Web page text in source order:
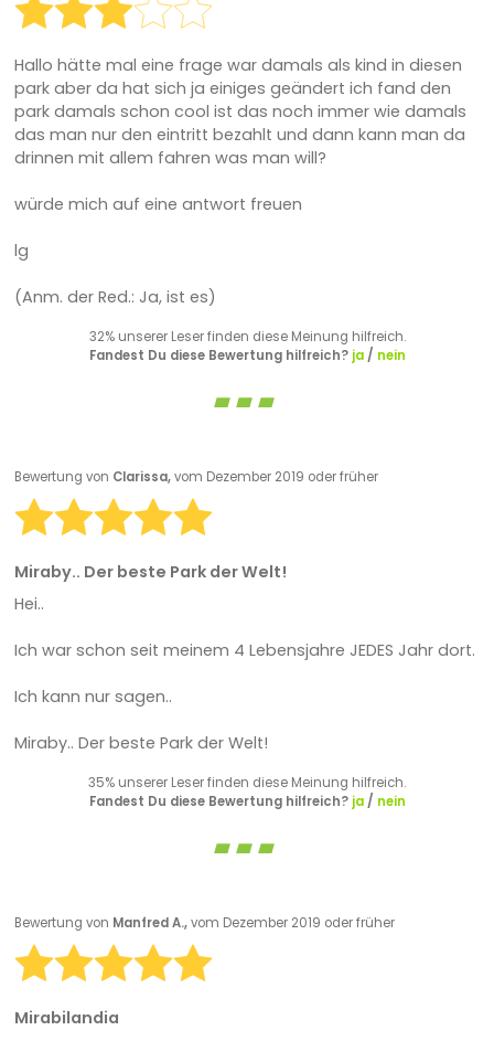
Hallo hätte mal eine frage war damals als kind in diesen
park aber da hat sich ja einiges geändert ich fand den
park damals schon cool ist das noch immer wie damals
das man nur den eintritt bezahlt und dann kann man da
drinnen mit allem fahren was man will?
würde mich auf eine antwort freuen
lg
(Anm. der Red.: Ja, ist es)
32% unserer Leser finden diese Meinung hilfreich.
Fandest Du diese Bewertung hilfreich? ja/ nein
Bewertung von Clarissa,vom Dezember 2019 oder früher
Miraby.. Der beste Park der Welt!
Hei..
Ich war schon seit meinem 4 Lebensjahre JEDES Jahr dort.
Ich kann nur sagen..
Miraby.. Der beste Park der Welt!
35% unserer Leser finden diese Meinung hilfreich.
Fandest Du diese Bewertung hilfreich? ja/ nein
Bewertung von Manfred A.,vom Dezember 2019 oder früher
Mirabilandia